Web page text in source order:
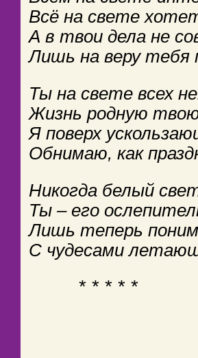
Всё на свете
А в твои дела не
Лишь на веру тебя
Ты на свете всех
Жизнь родную
Я поверх
Обнимаю, как
Никогда белый
Ты – его
Лишь теперь
С чудесами
* * * * *